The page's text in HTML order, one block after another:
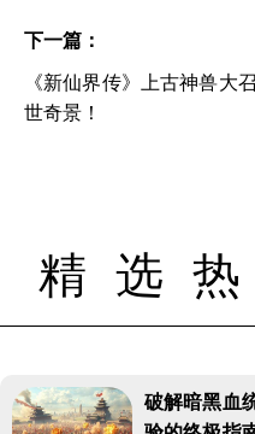
下一篇：
《新仙界传》上古神兽
世奇景！
精选
破解暗黑血